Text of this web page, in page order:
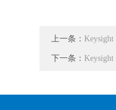
上一条：
下一条：